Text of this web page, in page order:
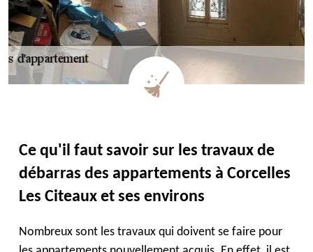
Ce qu'il faut savoir sur les travaux de
débarras des appartements à Corcelles
Les Citeaux et ses environs
Nombreux sont les travaux qui doivent se faire pour